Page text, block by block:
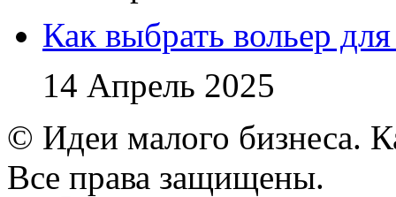
Как выбрать вольер
14 Апрель 2025
© Идеи малого бизнеса.
Все права защищены.